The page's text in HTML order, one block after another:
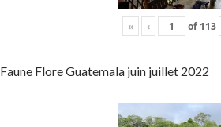
« ‹ of 113
Faune Flore Guatemala juin juillet 2022